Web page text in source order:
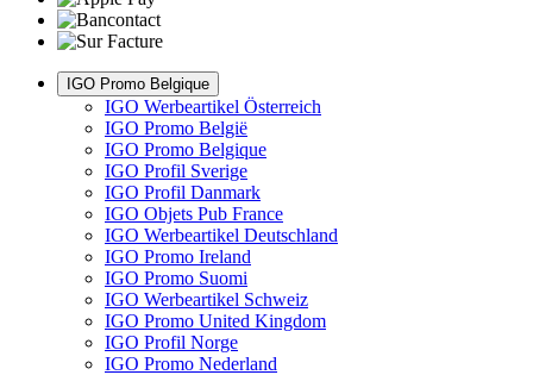
IGO Promo Belgique
IGO Werbeartikel Österreich
IGO Promo België
IGO Promo Belgique
IGO Profil Sverige
IGO Profil Danmark
IGO Objets Pub France
IGO Werbeartikel Deutschland
IGO Promo Ireland
IGO Promo Suomi
IGO Werbeartikel Schweiz
IGO Promo United Kingdom
IGO Profil Norge
IGO Promo Nederland